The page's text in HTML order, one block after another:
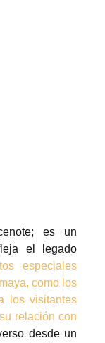
es un
el legado
especiales
como los
los visitantes
relación con
desde un